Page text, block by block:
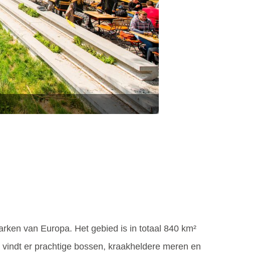
van Europa. Het gebied is in totaal 840 km²
er prachtige bossen, kraakheldere meren en